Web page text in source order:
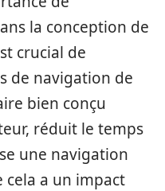
la conception de
crucial de
de navigation de
bien conçu
réduit le temps
une navigation
cela a un impact